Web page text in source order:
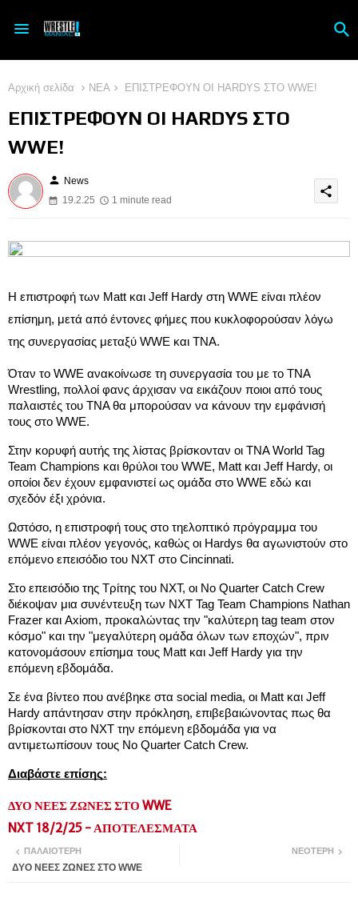
Αρχική σελίδα ΝΕΑ ΕΠΙΣΤΡΕΦΟΥΝ ΟΙ HARDYS ΣΤΟ WWE!
ΕΠΙΣΤΡΕΦΟΥΝ ΟΙ HARDYS ΣΤΟ
WWE!
person News
19.2.25
1 minute read
share
Η επιστροφή των Matt και Jeff Hardy στη WWE είναι πλέον
επίσημη, μετά από έντονες φήμες που κυκλοφορούσαν λόγω
της συνεργασίας μεταξύ WWE και TNA.
Όταν το WWE ανακοίνωσε τη συνεργασία του με το TNA
Wrestling, πολλοί φανς άρχισαν να εικάζουν ποιοι από τους
παλαιστές του TNA θα μπορούσαν να κάνουν την εμφάνισή
τους στο WWE.
Στην κορυφή αυτής της λίστας βρίσκονταν οι TNA World Tag
Team Champions και θρύλοι του WWE, Matt και Jeff Hardy, οι
οποίοι δεν έχουν εμφανιστεί ως ομάδα στο WWE εδώ και
σχεδόν έξι χρόνια.
Ωστόσο, η επιστροφή τους στο τηελοπτικό πρόγραμμα του
WWE είναι πλέον γεγονός, καθώς οι Hardys θα αγωνιστούν στο
επόμενο επεισόδιο του NXT στο Cincinnati.
Στο επεισόδιο της Τρίτης του NXT, οι No Quarter Catch Crew
διέκοψαν μια συνέντευξη των NXT Tag Team Champions Nathan
Frazer και Axiom, προκαλώντας την "καλύτερη tag team στον
κόσμο" και την "μεγαλύτερη ομάδα όλων των εποχών", πριν
κατονομάσουν επίσημα τους Matt και Jeff Hardy για την
επόμενη εβδομάδα.
Σε ένα βίντεο που ανέβηκε στα social media, οι Matt και Jeff
Hardy απάντησαν στην πρόκληση, επιβεβαιώνοντας πως θα
βρίσκονται στο NXT την επόμενη εβδομάδα για να
αντιμετωπίσουν τους No Quarter Catch Crew.
Διαβάστε επίσης:
ΔΥΟ ΝΕΕΣ ΖΩΝΕΣ ΣΤΟ WWE
NXT 18/2/25 - ΑΠΟΤΕΛΕΣΜΑΤΑ
ΝΕΌΤΕΡΗ
ΠΑΛΑΙΌΤΕΡΗ
ΔΥΟ ΝΕΕΣ ΖΩΝΕΣ ΣΤΟ WWE